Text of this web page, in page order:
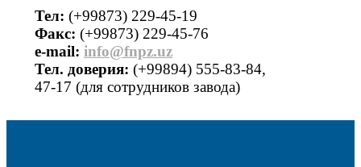
Тел: (+99873) 229-45-19
Факс: (+99873) 229-45-76
е-mail: info@fnpz.uz
Тел. доверия: (+99894) 555-83-84,
47-17 (для сотрудников завода)